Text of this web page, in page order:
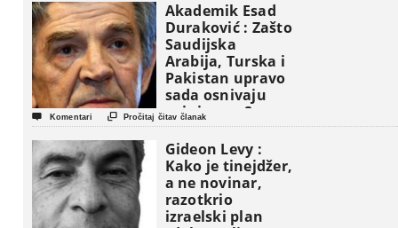
Akademik Esad
Duraković : Zašto
Saudijska
Arabija, Turska i
Pakistan upravo
sada osnivaju
vojni savez?
 Komentari  Pročitaj čitav članak
Gideon Levy :
Kako je tinejdžer,
a ne novinar,
razotkrio
izraelski plan